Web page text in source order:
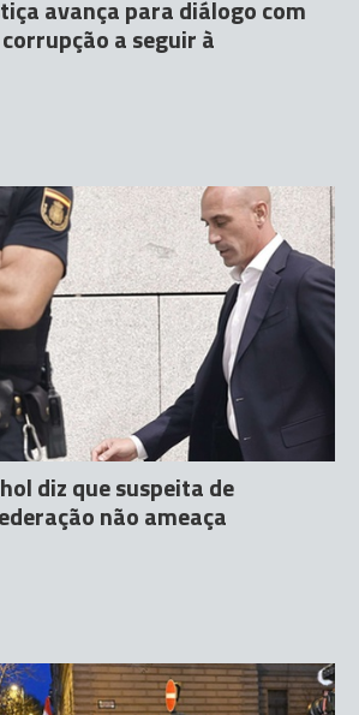
avança para diálogo com
a seguir à
diz que suspeita de
não ameaça